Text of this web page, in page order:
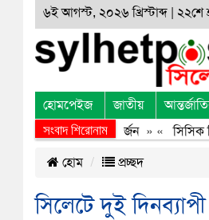
৬ই আগস্ট, ২০২৬ খ্রিস্টাব্দ | ২২শে
হোমপেইজ জাতীয়
সংবাদ শিরোনাম
অর্জন, বর্জন ও বিসর্জন » « সিসিক
হোম
প্রচ্ছদ
সিলেটে দুই